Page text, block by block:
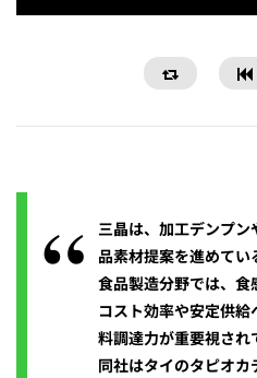
三晶は、加工デンプ
品素材提案を進めてい
食品製造分野では、食
コスト効率や安定供
料調達力が重要視され
同社はタイのタピオ